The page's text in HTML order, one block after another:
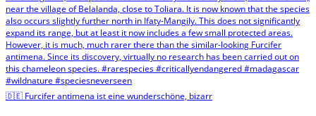
🇩🇪 Furcifer antimena ist eine wunderschöne, bizarr